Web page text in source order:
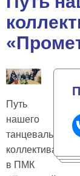
Путь
нашего
танцевального
коллектива
в ПМК